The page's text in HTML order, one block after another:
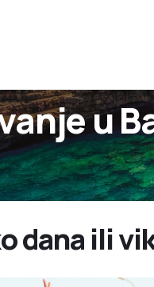
u
dana ili